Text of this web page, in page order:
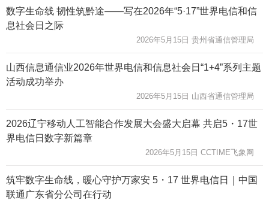
数字生命线 韧性筑黔途——写在2026年“5·17”世界电信和信
息社会日之际
2026年5月15日 贵州省通信管理局
山西信息通信业2026年世界电信和信息社会日“1+4”系列主题
活动成功举办
2026年5月15日 山西省通信管理局
2026辽宁移动人工智能合作发展大会盛大启幕 共启5・17世
界电信日数字新篇章
2026年5月15日 CCTIME飞象网
筑牢数字生命线，暖心守护万家安 5・17 世界电信日｜中国
联通广东省分公司在行动